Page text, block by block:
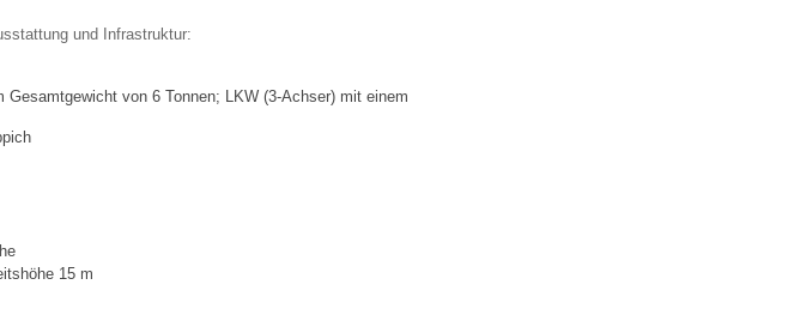
und Infrastruktur:
von 6 Tonnen; LKW (3-Achser) mit einem
15 m